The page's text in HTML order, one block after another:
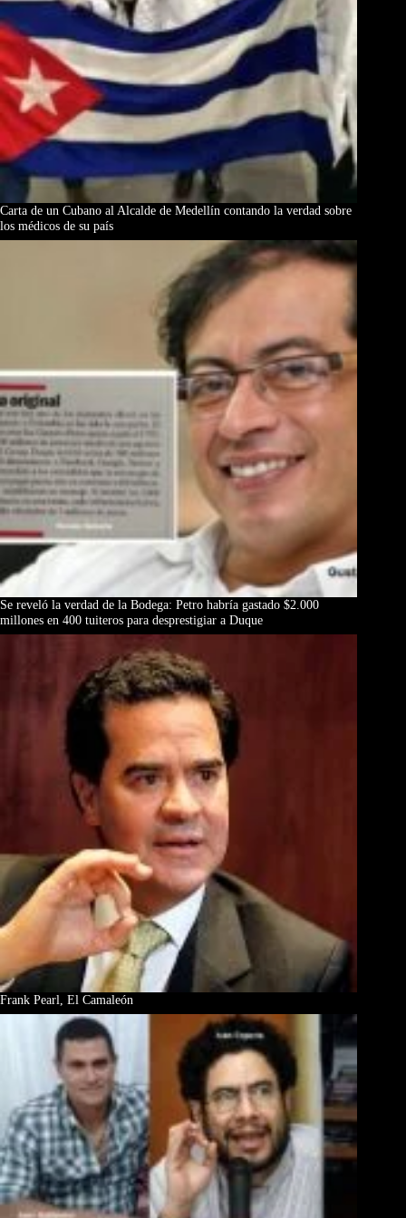
Carta de un Cubano al Alcalde de Medellín contando la verdad sobre
los médicos de su país
Se reveló la verdad de la Bodega: Petro habría gastado $2.000
millones en 400 tuiteros para desprestigiar a Duque
Frank Pearl, El Camaleón